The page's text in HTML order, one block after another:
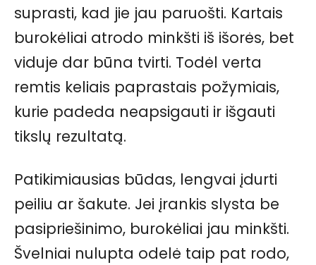
suprasti, kad jie jau paruošti. Kartais
burokėliai atrodo minkšti iš išorės, bet
viduje dar būna tvirti. Todėl verta
remtis keliais paprastais požymiais,
kurie padeda neapsigauti ir išgauti
tikslų rezultatą.
Patikimiausias būdas, lengvai įdurti
peiliu ar šakute. Jei įrankis slysta be
pasipriešinimo, burokėliai jau minkšti.
Švelniai nulupta odelė taip pat rodo,